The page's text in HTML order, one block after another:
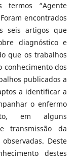
“Agente
encontrados
seis artigos que
diagnóstico e
que os trabalhos
conhecimento dos
publicados a
a identificar a
o enfermo
em alguns
transmissão da
Deste
destes